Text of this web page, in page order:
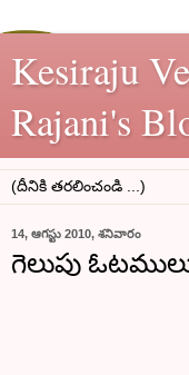
Kesiraju
Rajani's
14, ఆగస్టు 2010, శనివారం
గెలుపు